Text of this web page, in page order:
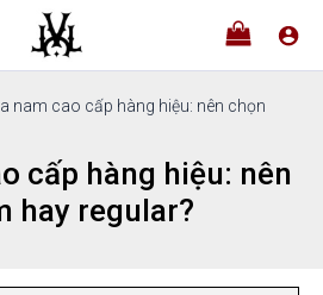
nam cao cấp hàng hiệu: nên chọn
cấp hàng hiệu: nên
hay regular?